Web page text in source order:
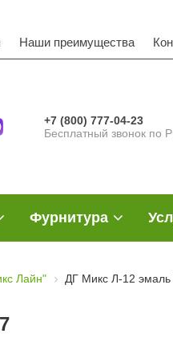
Наши преимущества
+7 (800) 777-04-23
Бесплатный звонок по
Фурнитура
Лайн" ДГ Микс Л-12 эмаль